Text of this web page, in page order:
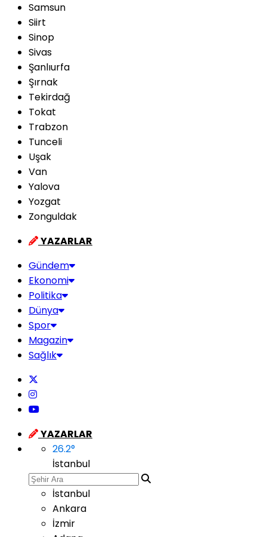
Samsun
Siirt
Sinop
Sivas
Şanlıurfa
Şırnak
Tekirdağ
Tokat
Trabzon
Tunceli
Uşak
Van
Yalova
Yozgat
Zonguldak
YAZARLAR
Gündem
Ekonomi
Politika
Dünya
Spor
Magazin
Sağlık
YAZARLAR
26.2°
İstanbul
İstanbul
Ankara
İzmir